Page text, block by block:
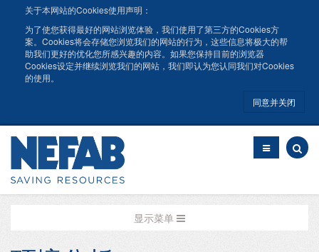
关于本网站的Cookies使用声明：
为了使您获得最好的网站浏览体验，我们使用了第三方的Cookies方
案。Cookies将会存储您浏览我们的网站的行为，这些信息将极大的帮
助我们更好的优化您所感兴趣的内容。如果您保持目前的浏览器
Cookies设定并继续浏览我们的网站，我们即认为您认同我们对Cookies
的使用。
同意并关闭
显示菜单